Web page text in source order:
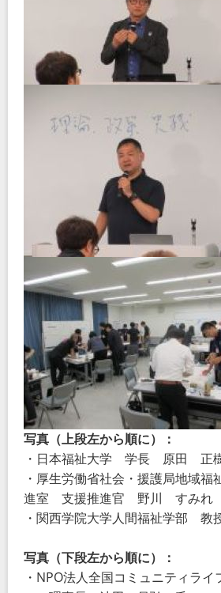
写真（上段左から順に）：
・日本福祉大学 学長 原田 正
・厚生労働省社会・援護局地域福
進室 支援推進官 野川 すみ
・関西学院大学人間福祉学部
写真（下段左から順に）：
・NPO法人全国コミュニティライ